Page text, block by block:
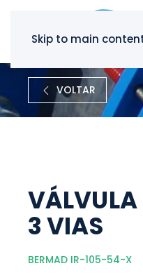
Skip to main
VOLTAR
VÁLVULA
3 VIAS
BERMAD IR-105-54-X